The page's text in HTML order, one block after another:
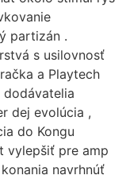
partizán .
s usilovnosť
a Playtech
dej evolúcia ,
do Kongu
vylepšiť pre amp
navrhnúť